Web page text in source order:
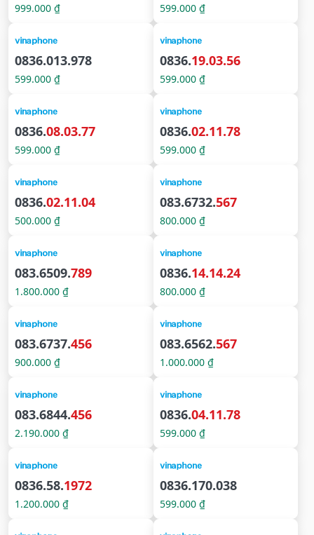
999.000 ₫ 599.000 ₫
0836.013.978
599.000 ₫
0836.19.03.56
599.000 ₫
0836.08.03.77
599.000 ₫
0836.02.11.78
599.000 ₫
0836.02.11.04
500.000 ₫
083.6732.567
800.000 ₫
083.6509.789
1.800.000 ₫
0836.14.14.24
800.000 ₫
083.6737.456
900.000 ₫
083.6562.567
1.000.000 ₫
083.6844.456
2.190.000 ₫
0836.04.11.78
599.000 ₫
0836.58.1972
1.200.000 ₫
0836.170.038
599.000 ₫